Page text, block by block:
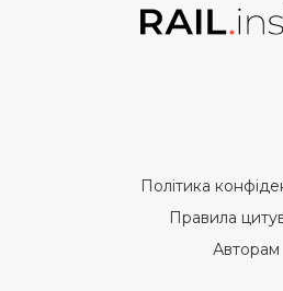
Політика
Правила
Авторам